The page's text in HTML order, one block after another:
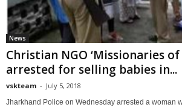
News
Christian NGO ‘Missionaries
arrested for selling babies in...
vskteam - July 5, 2018
Jharkhand Police on Wednesday arrested a woman